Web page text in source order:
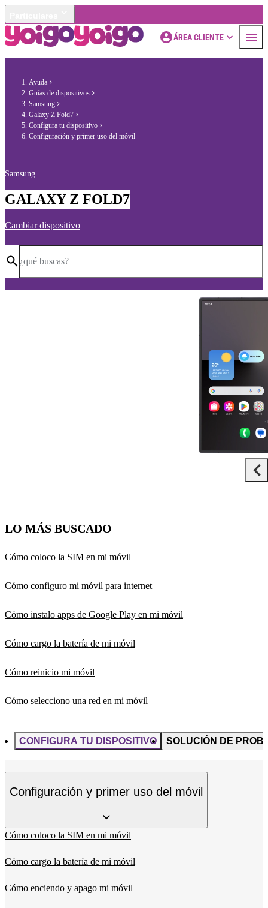
ÁREA CLIENTE
Ayuda
Guías de dispositivos
Samsung
Galaxy Z Fold7
Configura tu dispositivo
Configuración y primer uso del móvil
Samsung
GALAXY Z FOLD7
Cambiar dispositivo
¿qué buscas?
LO MÁS BUSCADO
Cómo coloco la SIM en mi móvil
Cómo configuro mi móvil para internet
Cómo instalo apps de Google Play en mi móvil
Cómo cargo la batería de mi móvil
Cómo reinicio mi móvil
Cómo selecciono una red en mi móvil
CONFIGURA TU DISPOSITIVO SOLUCIÓN DE
Configuración y primer uso del móvil
Cómo coloco la SIM en mi móvil
Cómo cargo la batería de mi móvil
Cómo enciendo y apago mi móvil